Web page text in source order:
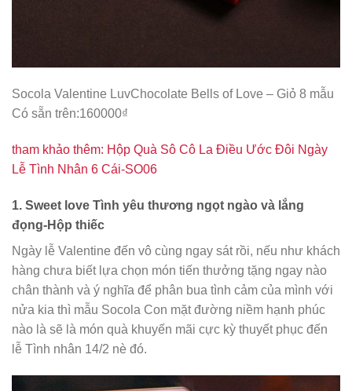
Socola Valentine LuvChocolate Bells of Love – Giỏ 8 mẫu
Có sẵn trên:160000₫
tham khảo thêm: Hộp Quà Sô Cô La Điều Ước Đôi Ngày
Lễ Tình Nhân 6 Cái-SO06
1. Sweet love Tình yêu thương ngọt ngào và lắng
đọng-Hộp thiếc
Ngày lễ Valentine đến vô cùng ngay sát rồi, nếu như khách
hàng chưa biết lựa chọn món tiến thưởng tặng ngay nào
chân thành và ý nghĩa để phân bua tình cảm của mình với
nửa kia thì mẫu Socola Con mặt đường niềm hạnh phúc
nào là sẽ là món quà khuyến mãi cực kỳ thuyết phục đến
lễ Tình nhân 14/2 nè đó.